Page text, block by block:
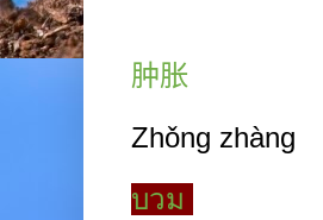
肿胀
Zhǒng zhàng
บวม